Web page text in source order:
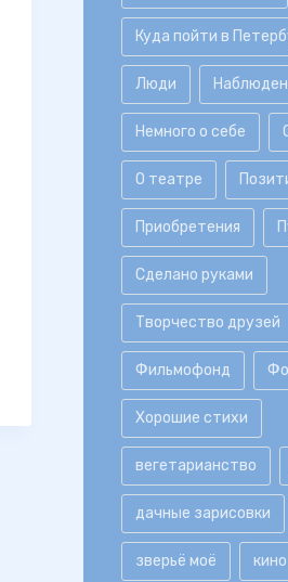
Куда пойти в
Люди
Немного о себе
О театре
Приобретения
Сделано руками
Творчество друзей
Фильмофонд
Хорошие стихи
вегетарианство
дачные зарисовки
зверьё моё кино